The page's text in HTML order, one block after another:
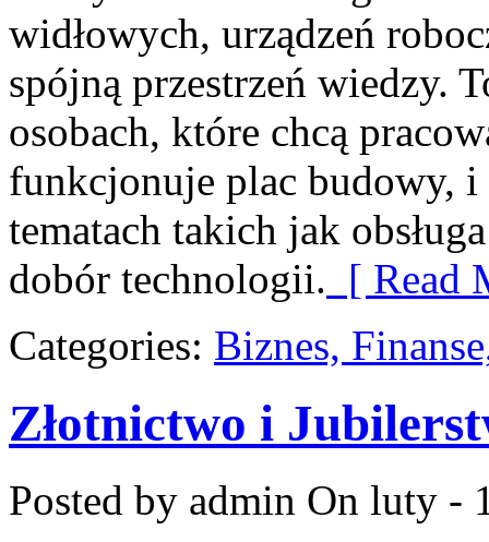
widłowych, urządzeń
spójną przestrzeń wiedzy.
osobach, które chcą
funkcjonuje plac budowy, i
tematach takich jak
dobór technologii. [ Read
Categories: Biznes,
Złotnictwo i
Posted by admin On luty -